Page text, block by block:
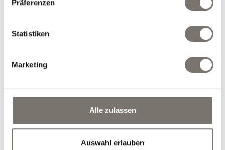
Präferenzen
Statistiken
Marketing
Alle zulassen
Auswahl erlauben
/Pers.
Christkind‘l Pauschale
19.12.2026 bis 26.12.2026